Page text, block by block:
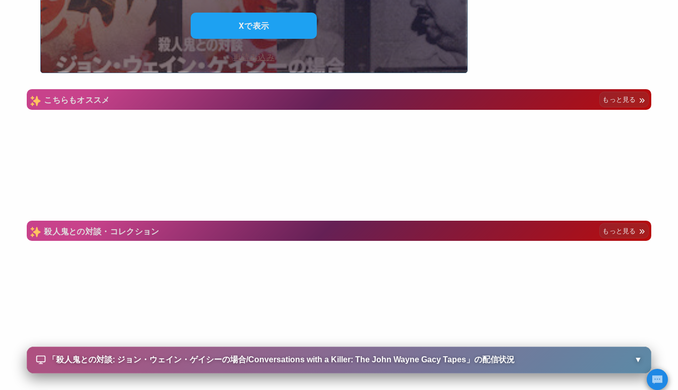
Xで表示
再読み込み
こちらもオススメ もっと見る
殺人鬼との対談・コレクション もっと見る
「 殺人鬼との対談: ジョン・ウェイン・ゲイシーの場合/Conversations with a Killer: The John Wayne Gacy Tapes」の配信状況 ▼